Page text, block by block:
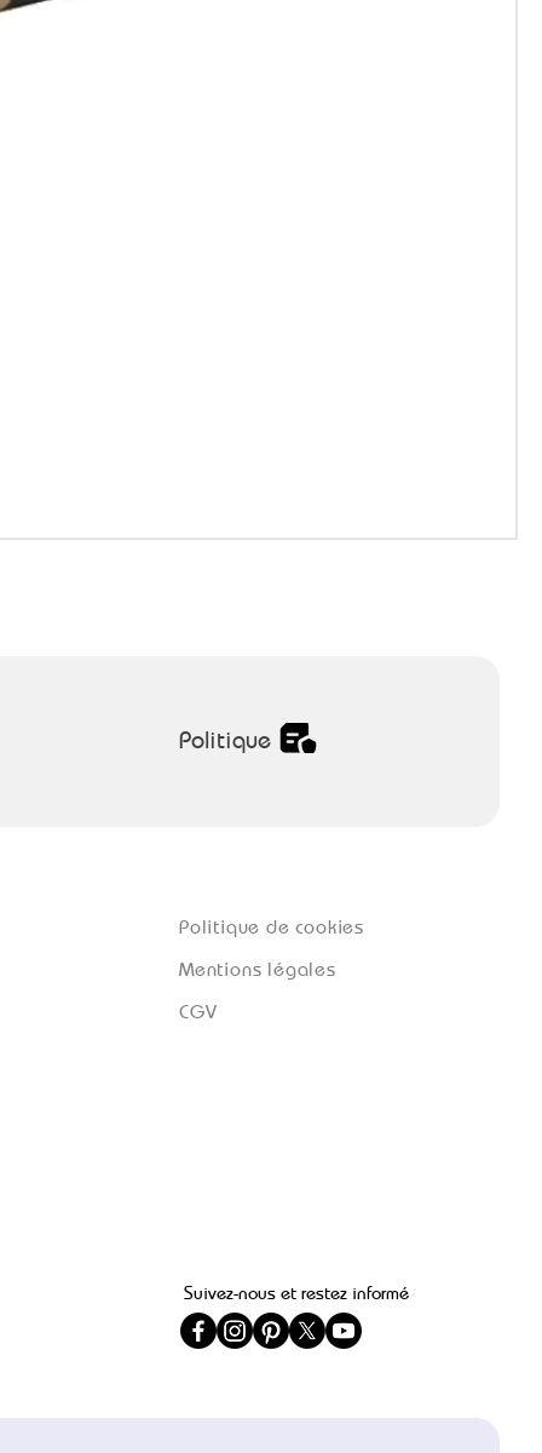
Politique
CGV
Mentions légales
Politique de cookies
Suivez-nous et restez informé